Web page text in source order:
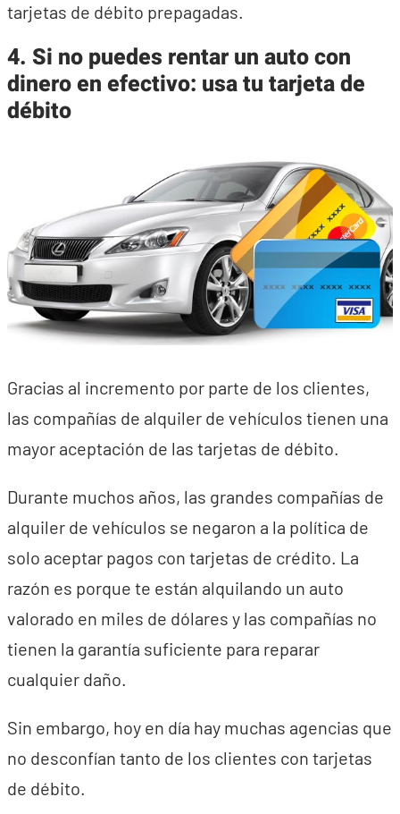
tarjetas de débito prepagadas.
4. Si no puedes rentar un auto con
dinero en efectivo: usa tu tarjeta de
débito
Gracias al incremento por parte de los clientes,
las compañías de alquiler de vehículos tienen una
mayor aceptación de las tarjetas de débito.
Durante muchos años, las grandes compañías de
alquiler de vehículos se negaron a la política de
solo aceptar pagos con tarjetas de crédito. La
razón es porque te están alquilando un auto
valorado en miles de dólares y las compañías no
tienen la garantía suficiente para reparar
cualquier daño.
Sin embargo, hoy en día hay muchas agencias que
no desconfían tanto de los clientes con tarjetas
de débito.